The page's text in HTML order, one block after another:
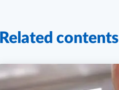
Related contents